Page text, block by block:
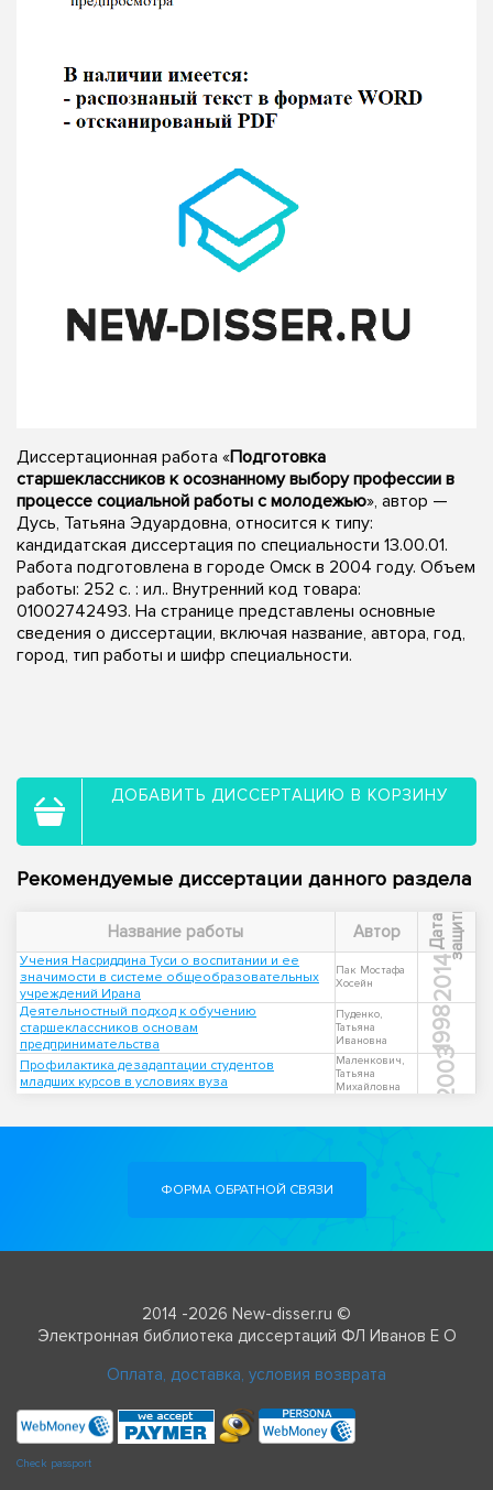
Диссертационная работа «Подготовка
старшеклассников к осознанному выбору профессии в
процессе социальной работы с молодежью», автор —
Дусь, Татьяна Эдуардовна, относится к типу:
кандидатская диссертация по специальности 13.00.01.
Работа подготовлена в городе Омск в 2004 году. Объем
работы: 252 с. : ил.. Внутренний код товара:
01002742493. На странице представлены основные
сведения о диссертации, включая название, автора, год,
город, тип работы и шифр специальности.
ДОБАВИТЬ ДИССЕРТАЦИЮ В КОРЗИНУ
Рекомендуемые диссертации данного раздела
Название работы Автор Д
а
т
а
з
а
щ
и
т ы
Учения Насриддина Туси о воспитании и ее
значимости в системе общеобразовательных
учреждений Ирана
Пак Мостафа
Хосейн
2014
Деятельностный подход к обучению
старшеклассников основам
предпринимательства
Пуденко,
Татьяна
Ивановна
1998
Профилактика дезадаптации студентов
младших курсов в условиях вуза
Маленкович,
Татьяна
Михайловна
2003
ФОРМА ОБРАТНОЙ СВЯЗИ
2014 -2026 New-disser.ru ©
Электронная библиотека диссертаций ФЛ Иванов Е О
Оплата, доставка, условия возврата
Check passport